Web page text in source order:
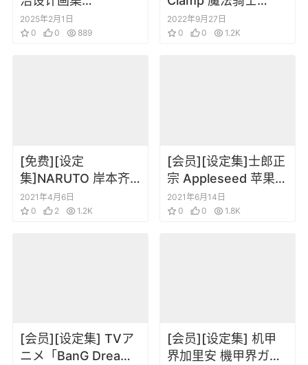
ULTRAMAN Nexus
IF ONLY
2025年2月1日
0
0 889
Rayearth Magic
Knight Rayearth
2022年9月27日
0
0 1.2K
[免费][设定
集]NARUTO 岸本齐
史十年百忍设定集
2021年4月6日
0
2 1.2K
[会员][设定集]士郎正
宗 Appleseed 苹果核
战记 动画设定线稿画
集
2021年6月14日
0
0 1.8K
[会员][设定集] TVア
ニメ「BanG Dream!
[会员][设定集] 机甲
界加里安 機甲界ガリ